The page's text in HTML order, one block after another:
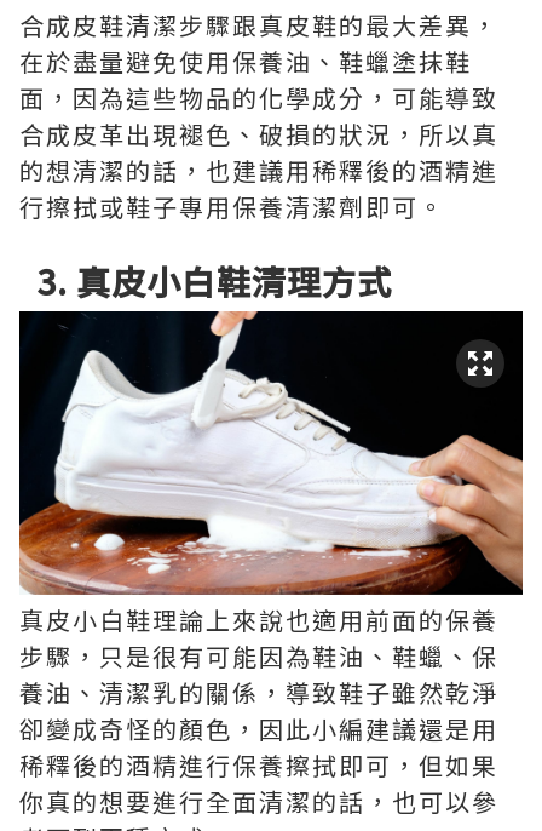
合成皮鞋清潔步驟跟真皮鞋的最大差異，
在於盡量避免使用保養油、鞋蠟塗抹鞋
面，因為這些物品的化學成分，可能導致
合成皮革出現褪色、破損的狀況，所以真
的想清潔的話，也建議用稀釋後的酒精進
行擦拭或鞋子專用保養清潔劑即可。
3. 真皮小白鞋清理方式
真皮小白鞋理論上來說也適用前面的保養
步驟，只是很有可能因為鞋油、鞋蠟、保
養油、清潔乳的關係，導致鞋子雖然乾淨
卻變成奇怪的顏色，因此小編建議還是用
稀釋後的酒精進行保養擦拭即可，但如果
你真的想要進行全面清潔的話，也可以參